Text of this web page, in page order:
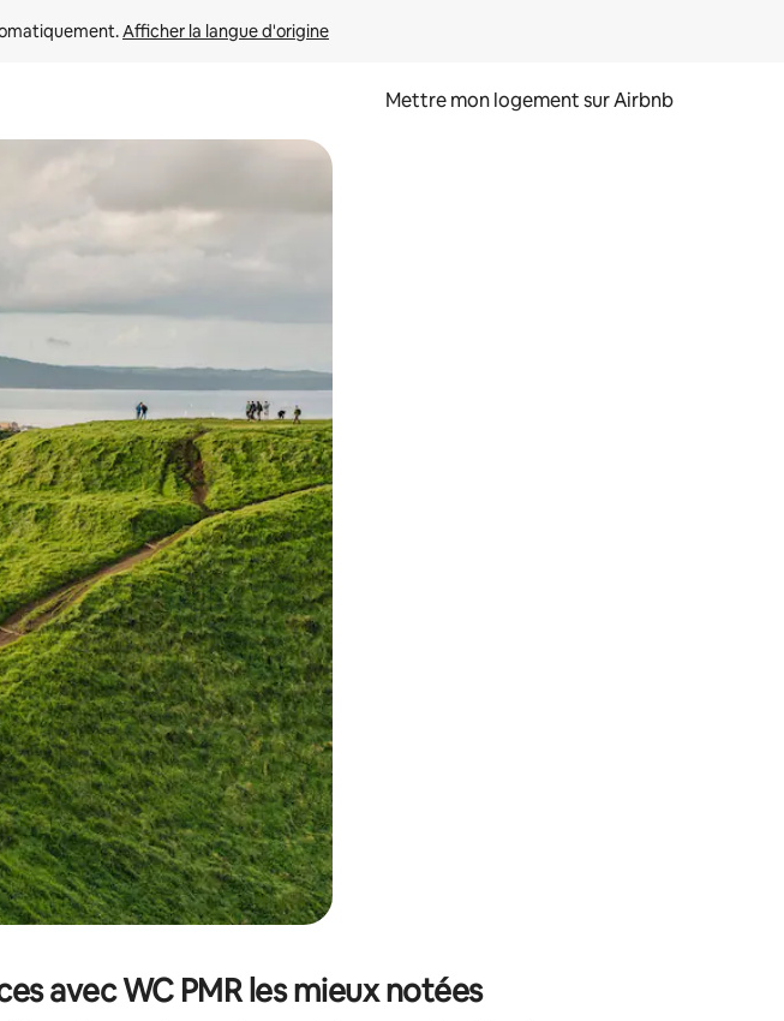
Afficher la langue d'origine
Mettre mon logement sur Airbnb
ou en appuyant et en faisant glisser.
avec WC PMR les mieux notées